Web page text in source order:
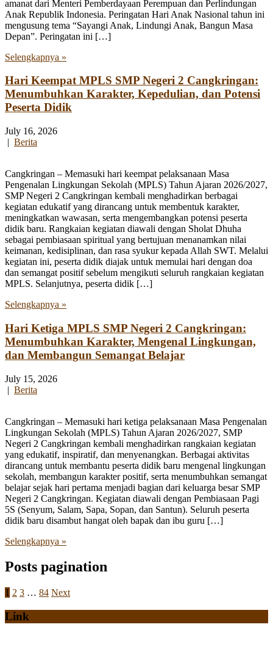
amanat dari Menteri Pemberdayaan Perempuan dan Perlindungan
Anak Republik Indonesia. Peringatan Hari Anak Nasional tahun ini
mengusung tema “Sayangi Anak, Lindungi Anak, Bangun Masa
Depan”. Peringatan ini […]
Selengkapnya »
Hari Keempat MPLS SMP Negeri 2 Cangkringan:
Menumbuhkan Karakter, Kepedulian, dan Potensi
Peserta Didik
July 16, 2026
| Berita
Cangkringan – Memasuki hari keempat pelaksanaan Masa
Pengenalan Lingkungan Sekolah (MPLS) Tahun Ajaran 2026/2027,
SMP Negeri 2 Cangkringan kembali menghadirkan berbagai
kegiatan edukatif yang dirancang untuk membentuk karakter,
meningkatkan wawasan, serta mengembangkan potensi peserta
didik baru. Rangkaian kegiatan diawali dengan Sholat Dhuha
sebagai pembiasaan spiritual yang bertujuan menanamkan nilai
keimanan, kedisiplinan, dan rasa syukur kepada Allah SWT. Melalui
kegiatan ini, peserta didik diajak untuk memulai hari dengan doa
dan semangat positif sebelum mengikuti seluruh rangkaian kegiatan
MPLS. Selanjutnya, peserta didik […]
Selengkapnya »
Hari Ketiga MPLS SMP Negeri 2 Cangkringan:
Menumbuhkan Karakter, Mengenal Lingkungan,
dan Membangun Semangat Belajar
July 15, 2026
| Berita
Cangkringan – Memasuki hari ketiga pelaksanaan Masa Pengenalan
Lingkungan Sekolah (MPLS) Tahun Ajaran 2026/2027, SMP
Negeri 2 Cangkringan kembali menghadirkan rangkaian kegiatan
yang edukatif, inspiratif, dan menyenangkan. Berbagai aktivitas
dirancang untuk membantu peserta didik baru mengenal lingkungan
sekolah, membangun karakter positif, serta menumbuhkan semangat
belajar sejak hari pertama menjadi bagian dari keluarga besar SMP
Negeri 2 Cangkringan. Kegiatan diawali dengan Pembiasaan Pagi
5S (Senyum, Salam, Sapa, Sopan, dan Santun). Seluruh peserta
didik baru disambut hangat oleh bapak dan ibu guru […]
Selengkapnya »
Posts pagination
1 2 3 … 84 Next
Link